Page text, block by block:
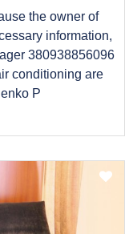
the owner of
information,
380938856096
conditioning are
P